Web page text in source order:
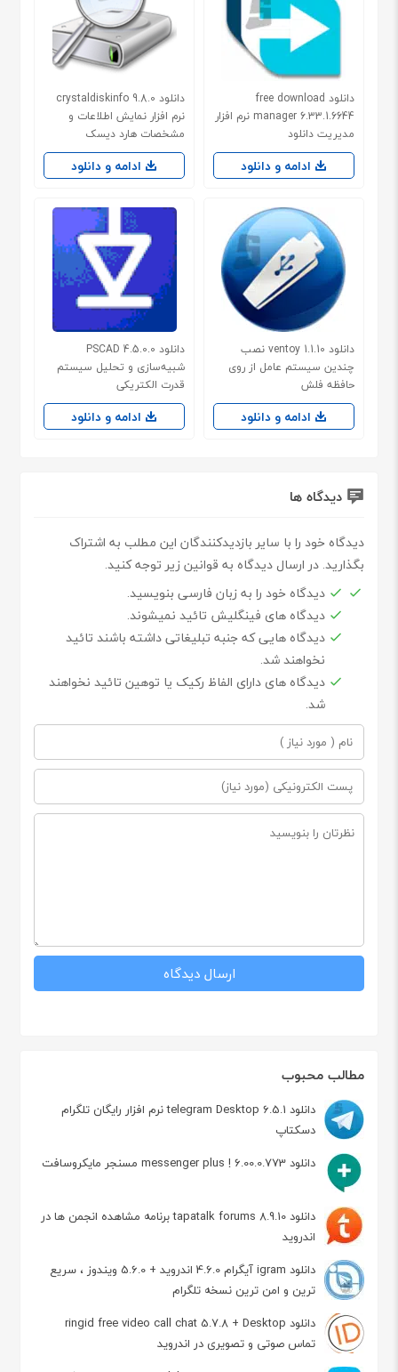
مطالب محبوب
دانلود telegram Desktop 6.5.1 نرم افزار رایگان تلگرام
دسکتاپ
دانلود messenger plus ! 6.00.0.773 مسنجر مایکروسافت
دانلود tapatalk forums 8.9.10 برنامه مشاهده انجمن ها در
اندروید
دانلود igram آیگرام 4.6.0 اندروید + 5.6.0 ویندوز ، سریع
ترین و امن ترین نسخه تلگرام
دانلود ringid free video call chat 5.7.8 + Desktop
تماس صوتی و تصویری در اندروید
دانلود free download
manager 6.33.1.6644 نرم افزار
مدیریت دانلود
ادامه و دانلود
دانلود crystaldiskinfo 9.8.0
نرم افزار نمایش اطلاعات و
مشخصات هارد دیسک
ادامه و دانلود
دانلود ventoy 1.1.10 نصب
چندین سیستم عامل از روی
حافظه فلش
ادامه و دانلود
دانلود PSCAD 4.5.0.0
شبیه‌سازی و تحلیل سیستم
قدرت الکتریکی
ادامه و دانلود
دیدگاه ها
دیدگاه خود را با سایر بازدیدکنندگان این مطلب به اشتراک
بگذارید. در ارسال دیدگاه به قوانین زیر توجه کنید.
دیدگاه خود را به زبان فارسی بنویسید.
دیدگاه های فینگلیش تائید نمیشوند.
دیدگاه هایی که جنبه تبلیغاتی داشته باشند تائید
نخواهند شد.
دیدگاه های دارای الفاظ رکیک یا توهین تائید نخواهند
شد.